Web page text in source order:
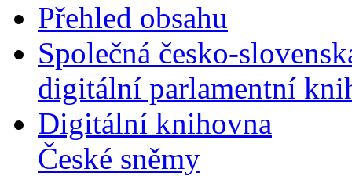
Přehled obsahu
Společná česko-
digitální parlamentní
Digitální knihovna
České sněmy